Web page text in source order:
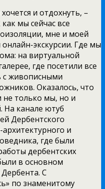
и отдохнуть, –
мы сейчас все
мне и моей
экскурсии. Где мы
на виртуальной
где посетили все
с живописными
Оказалось, что
не только мы, но и
На канале ютуб
Дербентского
и
где были
дербентских
в основном
С
по знаменитому